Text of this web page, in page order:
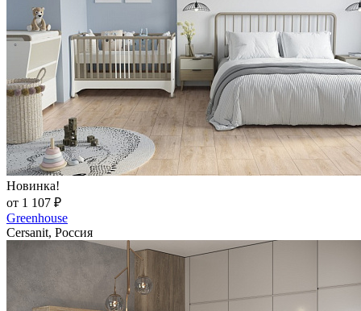
Новинка!
от 1 107 ₽
Greenhouse
Cersanit, Россия